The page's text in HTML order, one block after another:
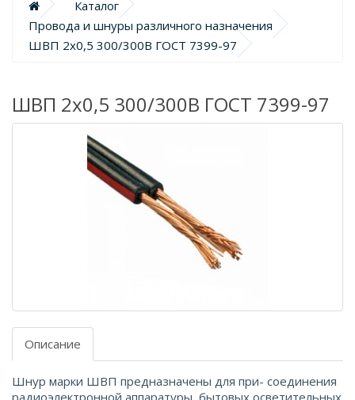
Каталог
Провода и шнуры различного назначения
ШВП 2х0,5 300/300В ГОСТ 7399-97
ШВП 2х0,5 300/300В ГОСТ 7399-97
Описание
Шнур марки ШВП предназначены для при- соединения
радиоэлектронной аппаратуры, бытовых осветительных